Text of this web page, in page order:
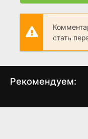
стать
Рекомендуем:
Обязательство